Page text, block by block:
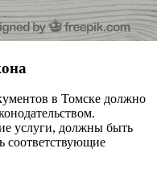
в Томске должно
услуги, должны быть
соответствующие